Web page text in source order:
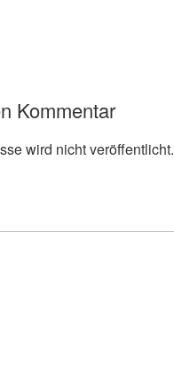
Kommentar
wird nicht veröffentlicht.